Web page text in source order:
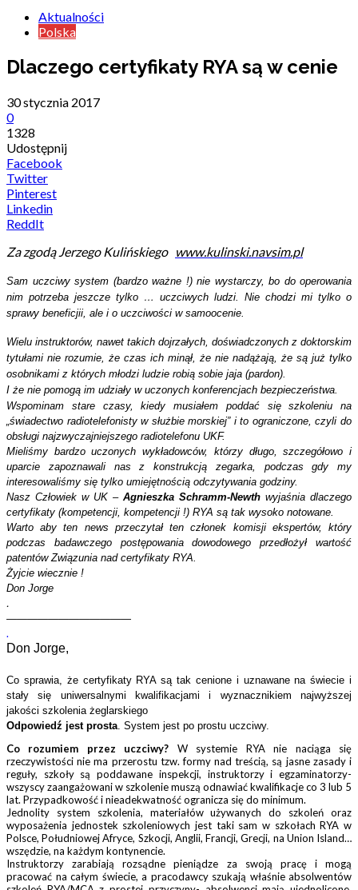
Aktualności
Polska
Dlaczego certyfikaty RYA są w cenie
30 stycznia 2017
0
1328
Udostępnij
Facebook
Twitter
Pinterest
Linkedin
ReddIt
Za zgodą Jerzego Kulińskiego www.kulinski.navsim.pl
Sam uczciwy system (bardzo ważne !) nie wystarczy, bo do operowania
nim potrzeba jeszcze tylko … uczciwych ludzi. Nie chodzi mi tylko o
sprawy beneficjii, ale i o uczciwości w samoocenie.
Wielu instruktorów, nawet takich dojrzałych, doświadczonych z doktorskim
tytułami nie rozumie, że czas ich minął, że nie nadążają, że są już tylko
osobnikami z których młodzi ludzie robią sobie jaja (pardon).
I że nie pomogą im udziały w uczonych konferencjach bezpieczeństwa.
Wspominam stare czasy, kiedy musiałem poddać się szkoleniu na
„świadectwo radiotelefonisty w służbie morskiej” i to ograniczone, czyli do
obsługi najzwyczajniejszego radiotelefonu UKF.
Mieliśmy bardzo uczonych wykładowców, którzy długo, szczegółowo i
uparcie zapoznawali nas z konstrukcją zegarka, podczas gdy my
interesowaliśmy się tylko umiejętnością odczytywania godziny.
Nasz Człowiek w UK – Agnieszka Schramm-Newth wyjaśnia dlaczego
certyfikaty (kompetencji, kompetencji !) RYA są tak wysoko notowane.
Warto aby ten news przeczytał ten członek komisji ekspertów, który
podczas badawczego postępowania dowodowego przedłożył wartość
patentów Związunia nad certyfikaty RYA.
Żyjcie wiecznie !
Don Jorge
.
————————————
.
Don Jorge,
Co sprawia, że certyfikaty RYA są tak cenione i uznawane na świecie i
stały się uniwersalnymi kwalifikacjami i wyznacznikiem najwyższej
jakości szkolenia żeglarskiego
Odpowiedź jest prosta . System jest po prostu uczciwy.
Co rozumiem przez uczciwy? W systemie RYA nie naciąga się
rzeczywistości nie ma przerostu tzw. formy nad treścią, są jasne zasady i
reguły, szkoły są poddawane inspekcji, instruktorzy i egzaminatorzy-
wszyscy zaangażowani w szkolenie muszą odnawiać kwalifikacje co 3 lub 5
lat. Przypadkowość i nieadekwatność ogranicza się do minimum.
Jednolity system szkolenia, materiałów używanych do szkoleń oraz
wyposażenia jednostek szkoleniowych jest taki sam w szkołach RYA w
Polsce, Południowej Afryce, Szkocji, Anglii, Francji, Grecji, na Union Island…
wszędzie, na każdym kontynencie.
Instruktorzy zarabiają rozsądne pieniądze za swoją pracę i mogą
pracować na całym świecie, a pracodawcy szukają właśnie absolwentów